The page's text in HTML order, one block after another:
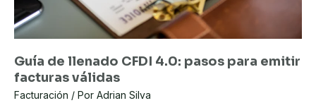
Guía de llenado CFDI 4.0: pasos para emitir
facturas válidas
Facturación / Por Adrian Silva